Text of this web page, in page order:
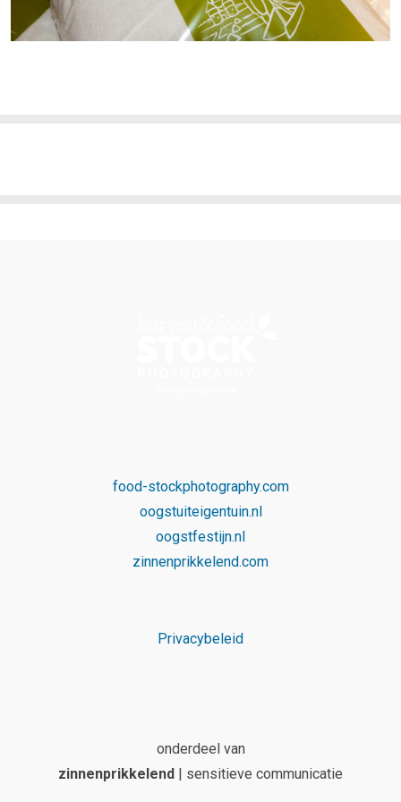
food-stockphotography.com
oogstuiteigentuin.nl
oogstfestijn.nl
zinnenprikkelend.com
Privacybeleid
onderdeel van
zinnenprikkelend | sensitieve communicatie